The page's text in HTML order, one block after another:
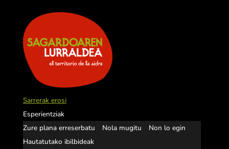
Sarrerak erosi
Esperientziak
Zure plana erreserbatu
Nola mugitu
Non lo egin
Hautatutako ibilbideak